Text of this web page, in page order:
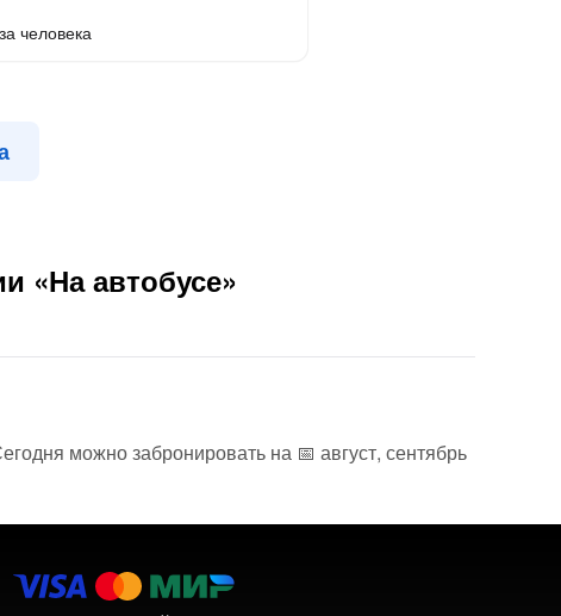
за человека
«На автобусе»
можно забронировать на 📅 август, сентябрь